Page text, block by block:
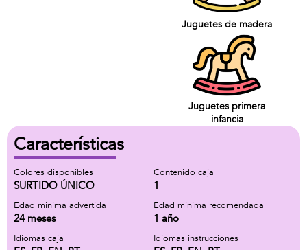
Juguetes de madera
Juguetes primera
infancia
Características
Colores disponibles
SURTIDO ÚNICO
Contenido caja
1
Edad minima advertida
24 meses
Edad minima recomendada
1 año
Idiomas caja Idiomas instrucciones